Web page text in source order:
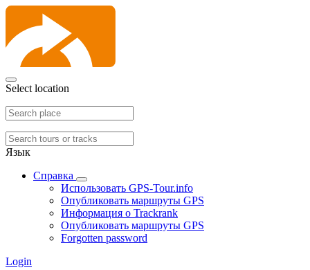
Select location
Язык
Справка
Использовать GPS-Tour.info
Опубликовать маршруты GPS
Информация о Trackrank
Опубликовать маршруты GPS
Forgotten password
Login